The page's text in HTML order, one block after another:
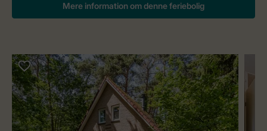
Mere information om denne feriebolig